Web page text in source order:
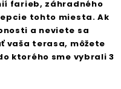
farieb, záhradného
tohto miesta. Ak
a neviete sa
vaša terasa, môžete
ktorého sme vybrali 3